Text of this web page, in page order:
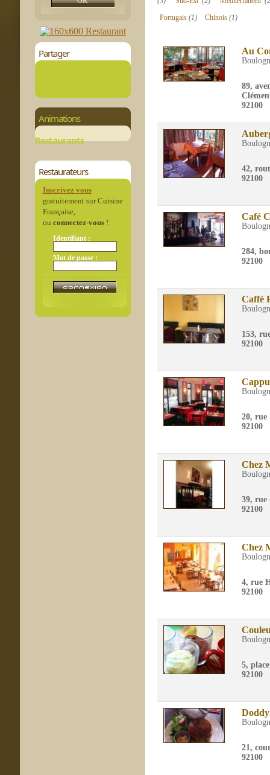
Partager
Animations
Restaurants
Restaurateurs
Inscrivez vous
gratuitement sur Cuisine
Française,
ou connectez-vous!
Identifiant :
Mot de passe :
Portugais (1) Chinois(1)
Au
89,
92100
42,
92100
Café
284,
92100
Caffè
153,
92100
20, rue
92100
Chez
39, rue
92100
Chez
4, rue
92100
5,
92100
21,
92100